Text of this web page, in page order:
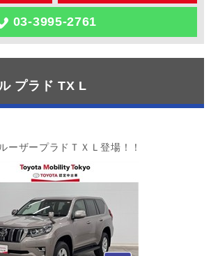
03-3995-2761
プラド TX L
ーザープラドＴＸＬ登場！！